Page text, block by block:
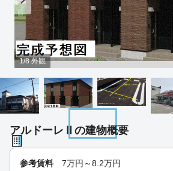
1/8 外観
アルドーレⅡの建物概要
参考賃料 7万円～8.2万円